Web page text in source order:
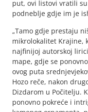
put, ovi listovi vratili
podneblje gdje im je
„Tamo gdje prestaju
mikrolokalitet Krajine,
najfinijoj autorskoj
mape, gdje se
ovog puta
Hozo reče, nakon
Dizdarom u Počitelju.
ponovno pokreće i